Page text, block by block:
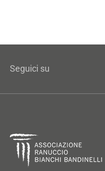
Seguici su